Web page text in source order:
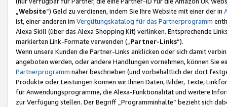
Website“) Geld zu verdienen, indem Sie Ihre Website mit einer der in
ist, einer anderen im Vergütungskatalog für das Partnerprogramm
Alexa Skill (über das Alexa Shopping Kit) verlinken. Entsprechende
markierten Link-Formate verwenden („ Partner-Links“).
Wenn unsere Kunden die Partner-Links anklicken oder sich damit
angeboten werden, oder andere Handlungen vornehmen, können Sie
Partnerprogramm näher beschrieben (und vorbehaltlich der dort
Produkte oder Leistungen können wir Ihnen Daten, Bilder, Texte,
für Anwendungsprogramme, die Alexa-Funktionalität und weitere
zur Verfügung stellen. Der Begriff „Programminhalte“ bezieht sich